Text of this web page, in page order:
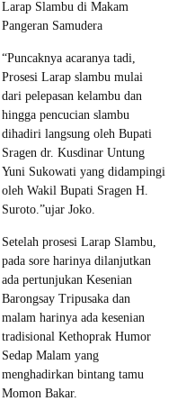
Larap Slambu di Makam
Pangeran Samudera
“Puncaknya acaranya tadi,
Prosesi Larap slambu mulai
dari pelepasan kelambu dan
hingga pencucian slambu
dihadiri langsung oleh Bupati
Sragen dr. Kusdinar Untung
Yuni Sukowati yang didampingi
oleh Wakil Bupati Sragen H.
Suroto.”ujar Joko.
Setelah prosesi Larap Slambu,
pada sore harinya dilanjutkan
ada pertunjukan Kesenian
Barongsay Tripusaka dan
malam harinya ada kesenian
tradisional Kethoprak Humor
Sedap Malam yang
menghadirkan bintang tamu
Momon Bakar.